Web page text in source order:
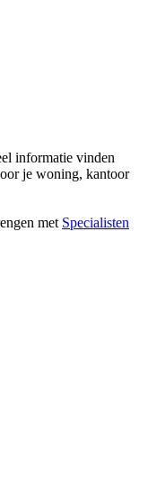
informatie vinden
je woning, kantoor
met Specialisten